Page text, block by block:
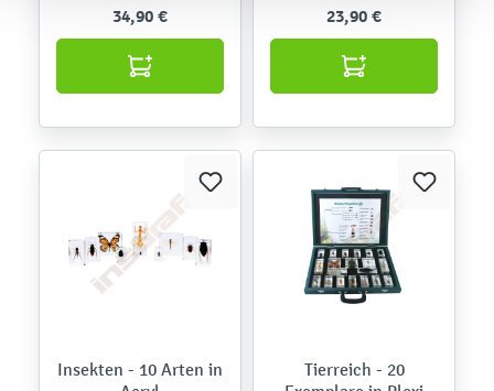
34,90 € 23,90 €
Insekten - 10 Arten in
Tierreich - 20